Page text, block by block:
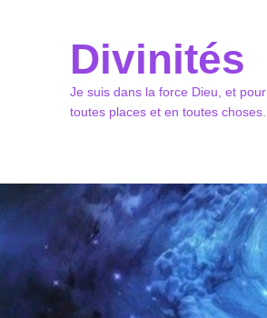
Divinités
Je suis dans la force Dieu, et
toutes places et en toutes